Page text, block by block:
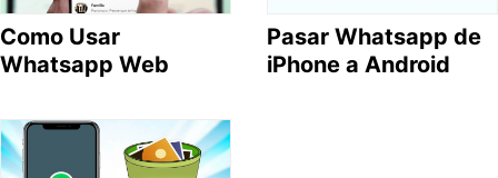
Como Usar
Whatsapp Web
Pasar Whatsapp de
iPhone a Android